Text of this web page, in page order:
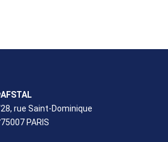
AFSTAL
28, rue Saint-Dominique
75007 PARIS